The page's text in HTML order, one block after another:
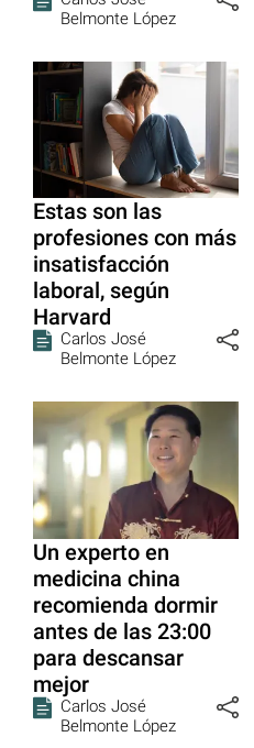
Belmonte López
Estas son las
profesiones con más
insatisfacción
laboral, según
Harvard
Carlos José
Belmonte López
Un experto en
medicina china
recomienda dormir
antes de las 23:00
para descansar
mejor
Carlos José
Belmonte López